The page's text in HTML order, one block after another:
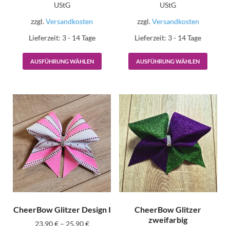
UStG
zzgl.Versandkosten
Lieferzeit: 3 - 14 Tage
AUSFÜHRUNG WÄHLEN
UStG
zzgl.Versandkosten
Lieferzeit: 3 - 14 Tage
AUSFÜHRUNG WÄHLEN
CheerBow Glitzer Design I
23,90€– 25,90€
CheerBow Glitzer
zweifarbig